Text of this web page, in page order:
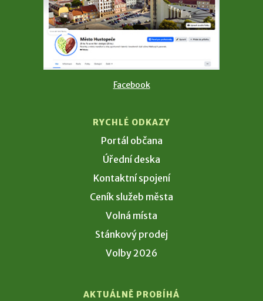
Facebook
RYCHLÉ ODKAZY
Portál občana
Úřední deska
Kontaktní spojení
Ceník služeb města
Volná místa
Stánkový prodej
Volby 2026
AKTUÁLNĚ PROBÍHÁ